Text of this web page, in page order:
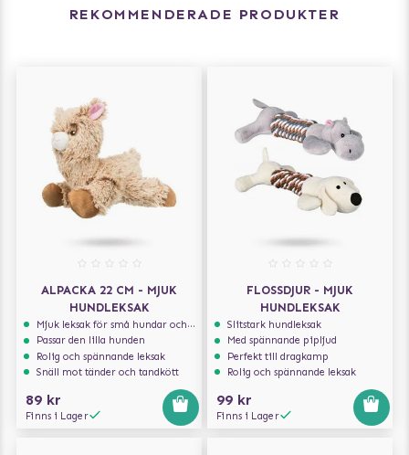
REKOMMENDERADE PRODUKTER
ALPACKA 22 CM - MJUK
HUNDLEKSAK
Mjuk leksak för små hundar och valpar.
Passar den lilla hunden
Rolig och spännande leksak
Snäll mot tänder och tandkött
89 kr
Finns i Lager
FLOSSDJUR - MJUK
HUNDLEKSAK
Slitstark hundleksak
Med spännande pipljud
Perfekt till dragkamp
Rolig och spännande leksak
99 kr
Finns i Lager